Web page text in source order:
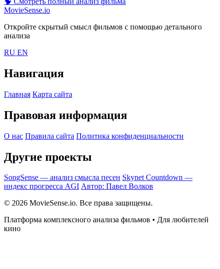
MovieSense.io
Откройте скрытый смысл фильмов с помощью детального
анализа
RU EN
Навигация
Главная Карта сайта
Правовая информация
О нас Правила сайта Политика конфиденциальности
Другие проекты
SongSense — анализ смысла песен Skynet Countdown —
индекс прогресса AGI Автор: Павел Волков
© 2026 MovieSense.io. Все права защищены.
Платформа комплексного анализа фильмов • Для любителей
кино